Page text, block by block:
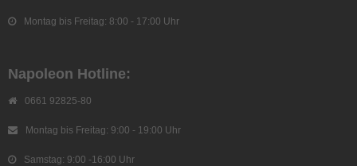
Montag bis Freitag: 8:00 - 17:00 Uhr
Napoleon Hotline:
0661 92825-80
Montag bis Freitag: 9:00 - 19:00 Uhr
Samstag: 9:00 -16:00 Uhr